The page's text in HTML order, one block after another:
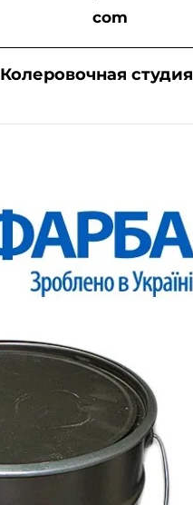
com
Колеровочная студия